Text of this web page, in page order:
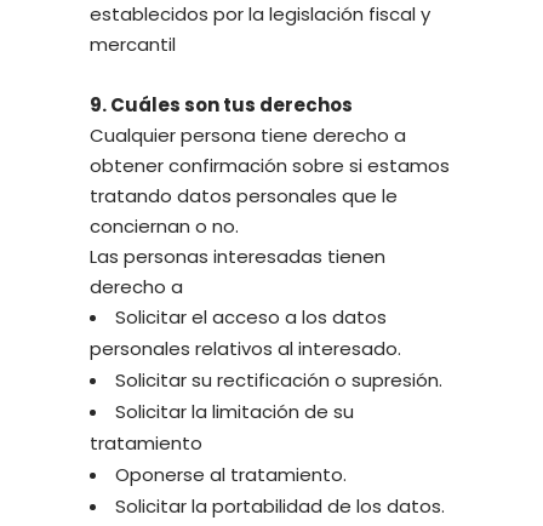
establecidos por la legislación fiscal y
mercantil
9. Cuáles son tus derechos
Cualquier persona tiene derecho a
obtener confirmación sobre si estamos
tratando datos personales que le
conciernan o no.
Las personas interesadas tienen
derecho a
Solicitar el acceso a los datos
personales relativos al interesado.
Solicitar su rectificación o supresión.
Solicitar la limitación de su
tratamiento
Oponerse al tratamiento.
Solicitar la portabilidad de los datos.